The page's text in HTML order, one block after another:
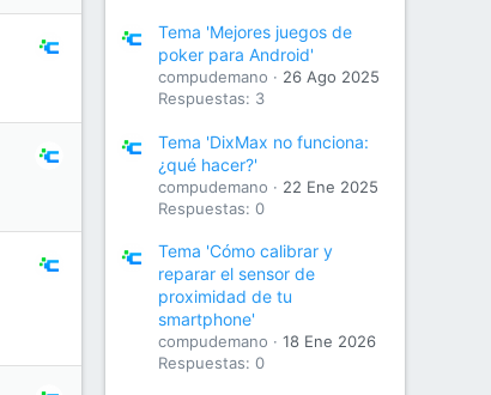
Tema 'Mejores juegos de
poker para Android'
compudemano
26 Ago 2025
Respuestas: 3
Tema 'DixMax no funciona:
¿qué hacer?'
compudemano
22 Ene 2025
Respuestas: 0
Tema 'Cómo calibrar y
reparar el sensor de
proximidad de tu
smartphone'
compudemano
18 Ene 2026
Respuestas: 0